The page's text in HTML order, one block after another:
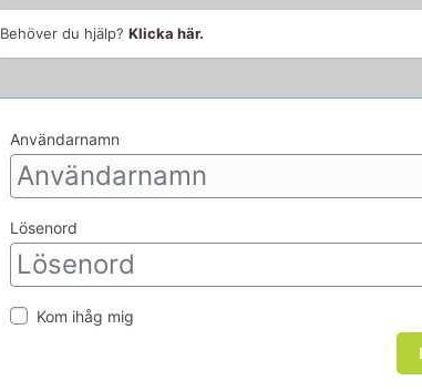
Behöver du hjälp? Klicka här.
Användarnamn
Lösenord
Kom ihåg mig